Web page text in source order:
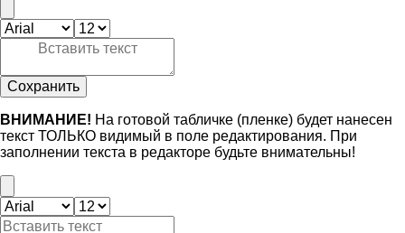
Сохранить
ВНИМАНИЕ! На готовой табличке (пленке) будет нанесен
текст ТОЛЬКО видимый в поле редактирования. При
заполнении текста в редакторе будьте внимательны!